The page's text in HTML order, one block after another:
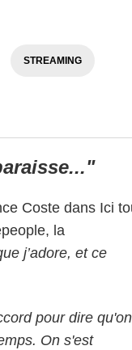
STREAMING
Coste dans Ici
la
j’adore, et ce
pour dire qu'on
On s'est